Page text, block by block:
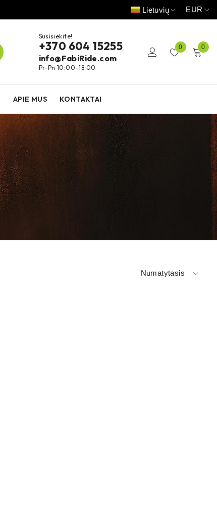
Lietuvių EUR
Susisiekite!
+370 604 15255
info@FabiRide.com
Pr-Pn 10:00–18:00
0 0
APIE MUS KONTAKTAI
Numatytasis